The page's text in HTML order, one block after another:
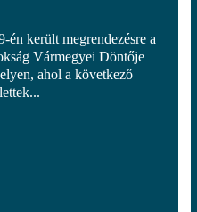
én került megrendezésre a
Vármegyei Döntője
ahol a következő